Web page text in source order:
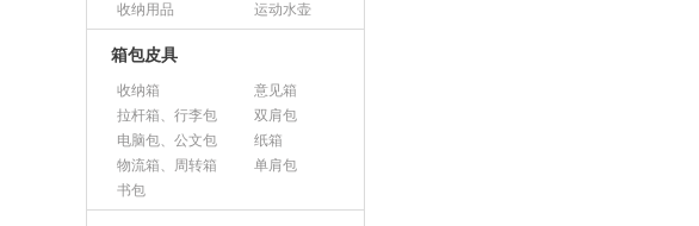
收纳用品
运动水壶
箱包皮具
收纳箱
意见箱
拉杆箱、行李包
双肩包
电脑包、公文包
纸箱
物流箱、周转箱
单肩包
书包